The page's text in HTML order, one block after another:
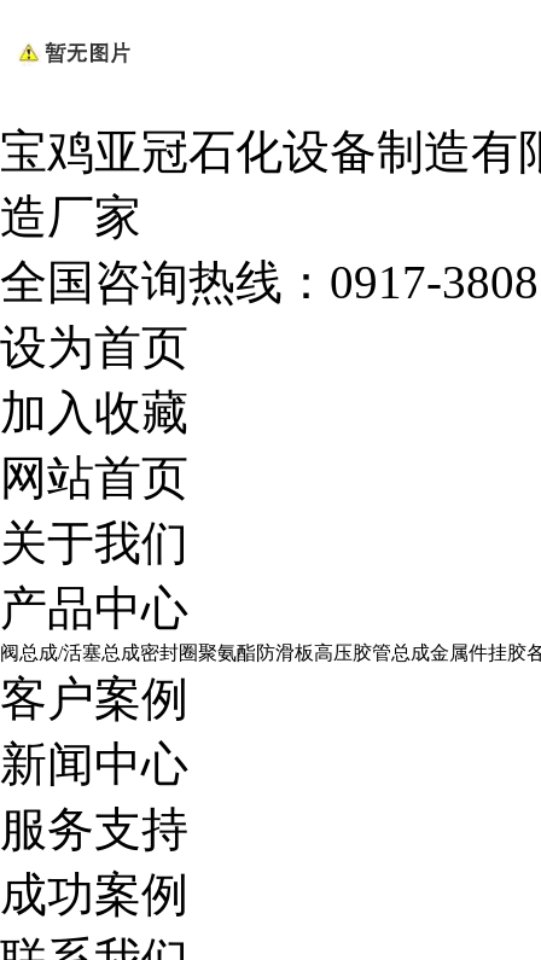
宝鸡亚冠石化设备制造有
造厂家
全国咨询热线： 0917-
设为首页
加入收藏
网站首页
关于我们
产品中心
阀总成/活塞总成密封圈聚氨酯防滑板高压胶管总成金属件挂胶
客户案例
新闻中心
服务支持
成功案例